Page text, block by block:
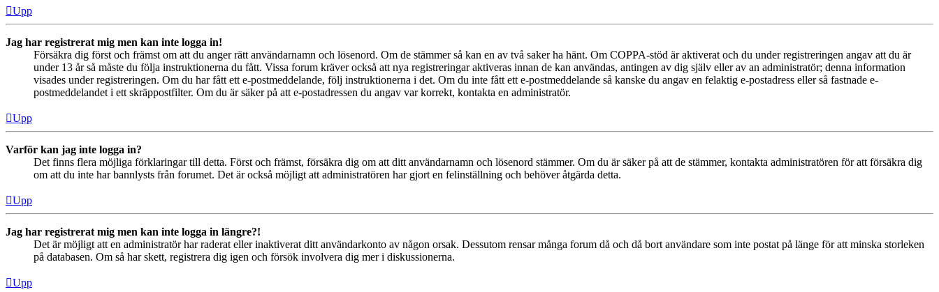
Upp
Jag har registrerat mig men kan inte logga in!
Försäkra dig först och främst om att du anger rätt användarnamn och lösenord. Om de stämmer så kan en av två saker ha hänt. Om COPPA-stöd är aktiverat och du under registreringen angav att du är
under 13 år så måste du följa instruktionerna du fått. Vissa forum kräver också att nya registreringar aktiveras innan de kan användas, antingen av dig själv eller av an administratör; denna information
visades under registreringen. Om du har fått ett e-postmeddelande, följ instruktionerna i det. Om du inte fått ett e-postmeddelande så kanske du angav en felaktig e-postadress eller så fastnade e-
postmeddelandet i ett skräppostfilter. Om du är säker på att e-postadressen du angav var korrekt, kontakta en administratör.
Upp
Varför kan jag inte logga in?
Det finns flera möjliga förklaringar till detta. Först och främst, försäkra dig om att ditt användarnamn och lösenord stämmer. Om du är säker på att de stämmer, kontakta administratören för att försäkra dig
om att du inte har bannlysts från forumet. Det är också möjligt att administratören har gjort en felinställning och behöver åtgärda detta.
Upp
Jag har registrerat mig men kan inte logga in längre?!
Det är möjligt att en administratör har raderat eller inaktiverat ditt användarkonto av någon orsak. Dessutom rensar många forum då och då bort användare som inte postat på länge för att minska storleken
på databasen. Om så har skett, registrera dig igen och försök involvera dig mer i diskussionerna.
Upp